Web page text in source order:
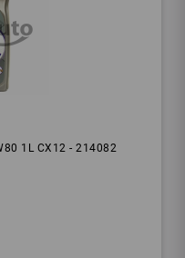
1L CX12 - 214082